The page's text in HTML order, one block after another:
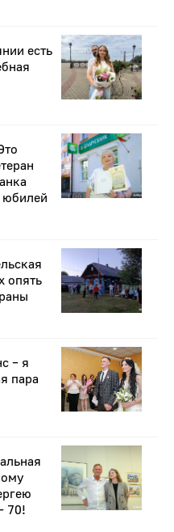
есть
юбилей
опять
– я
пара
70!